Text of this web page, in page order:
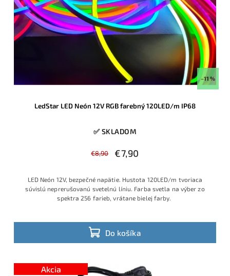
–11 %
LedStar LED Neón 12V RGB farebný 120LED/m IP68
✅ SKLADOM
€8,90 €7,90
Do košíka
LED Neón 12V, bezpečné napätie. Hustota 120LED/m tvoriaca
súvislú neprerušovanú svetelnú líniu. Farba svetla na výber zo
spektra 256 farieb, vrátane bielej farby.
Akcia